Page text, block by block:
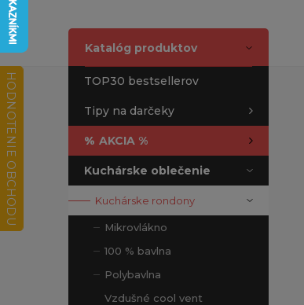
Katalóg produktov
TOP30 bestsellerov
Tipy na darčeky
% AKCIA %
Kuchárske oblečenie
Kuchárske rondony
Mikrovlákno
100 % bavlna
Polybavlna
Vzdušné cool vent
HODNOTENIE OBCHODU